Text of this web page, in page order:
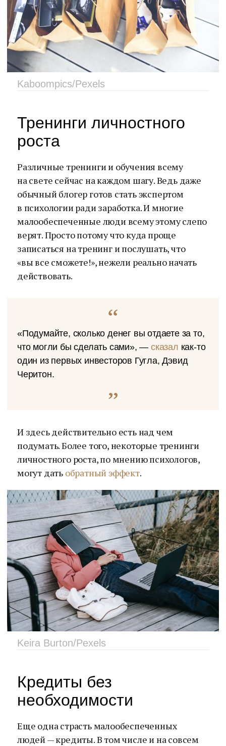
Kaboompics/Pexels
Тренинги личностного
роста
Различные тренинги и обучения всему
на свете сейчас на каждом шагу. Ведь даже
обычный блогер готов стать экспертом
в психологии ради заработка. И многие
малообеспеченные люди всему этому слепо
верят. Просто потому что куда проще
записаться на тренинг и послушать, что
«вы все сможете!», нежели реально начать
действовать.
«Подумайте, сколько денег вы отдаете за то,
что могли бы сделать сами», —сказал как-то
один из первых инвесторов Гугла, Дэвид
Черитон.
И здесь действительно есть над чем
подумать. Более того, некоторые тренинги
личностного роста, по мнению психологов,
могут дать обратный эффект.
Keira Burton/Pexels
Кредиты без
необходимости
Еще одна страсть малообеспеченных
людей — кредиты. В том числе и на совсем